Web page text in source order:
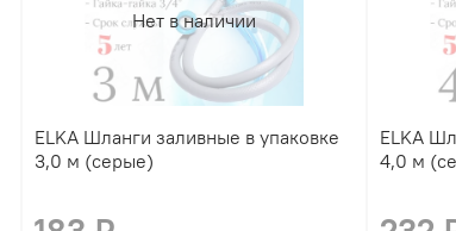
Нет в наличии
ELKA Шланги заливные в упаковке
3,0 м (серые)
ELKA Шланги заливные в упаковке
4,0